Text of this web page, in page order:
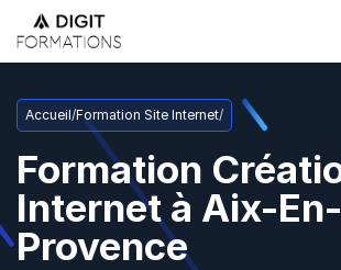
Accueil/Formation Site Internet/
Formation
Internet à Aix-En-
Provence